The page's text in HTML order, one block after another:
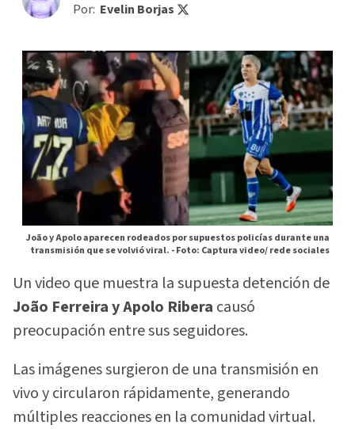
Por: Evelin Borjas
João y Apolo aparecen rodeados por supuestos policías durante una
transmisión que se volvió viral. -Foto: Captura video/ rede sociales
Un video que muestra la supuesta detención de
João Ferreira y Apolo Ribera causó
preocupación entre sus seguidores.
Las imágenes surgieron de una transmisión en
vivo y circularon rápidamente, generando
múltiples reacciones en la comunidad virtual.